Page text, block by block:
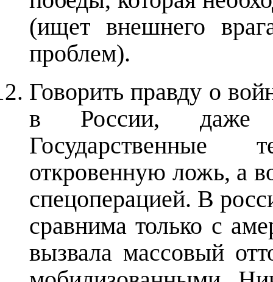
(ищет внешнего
проблем).
Говорить правду о
в России, даже
Государственные
откровенную ложь, а
спецоперацией. В
сравнима только с
вызвала массовый